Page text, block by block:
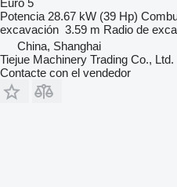
Potencia 28.67 kW (39 Hp)
excavación 3.59 m Radio de
China, Shanghai
Tiejue Machinery Trading Co., Ltd.
Contacte con el vendedor